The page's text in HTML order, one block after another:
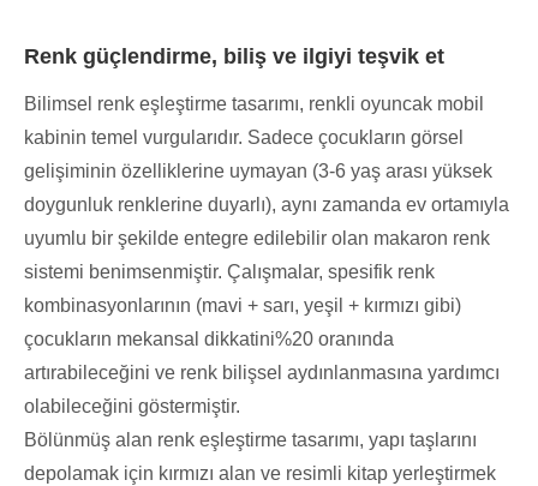
Renk güçlendirme, biliş ve ilgiyi teşvik et
Bilimsel renk eşleştirme tasarımı, renkli oyuncak mobil
kabinin temel vurgularıdır. Sadece çocukların görsel
gelişiminin özelliklerine uymayan (3-6 yaş arası yüksek
doygunluk renklerine duyarlı), aynı zamanda ev ortamıyla
uyumlu bir şekilde entegre edilebilir olan makaron renk
sistemi benimsenmiştir. Çalışmalar, spesifik renk
kombinasyonlarının (mavi + sarı, yeşil + kırmızı gibi)
çocukların mekansal dikkatini%20 oranında
artırabileceğini ve renk bilişsel aydınlanmasına yardımcı
olabileceğini göstermiştir.
Bölünmüş alan renk eşleştirme tasarımı, yapı taşlarını
depolamak için kırmızı alan ve resimli kitap yerleştirmek